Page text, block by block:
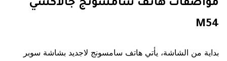
مواصفات هاتف سامسونج جالاكسي
M54
بداية من الشاشة، يأتي هاتف سامسونج لاجديد بشاشة سوبر